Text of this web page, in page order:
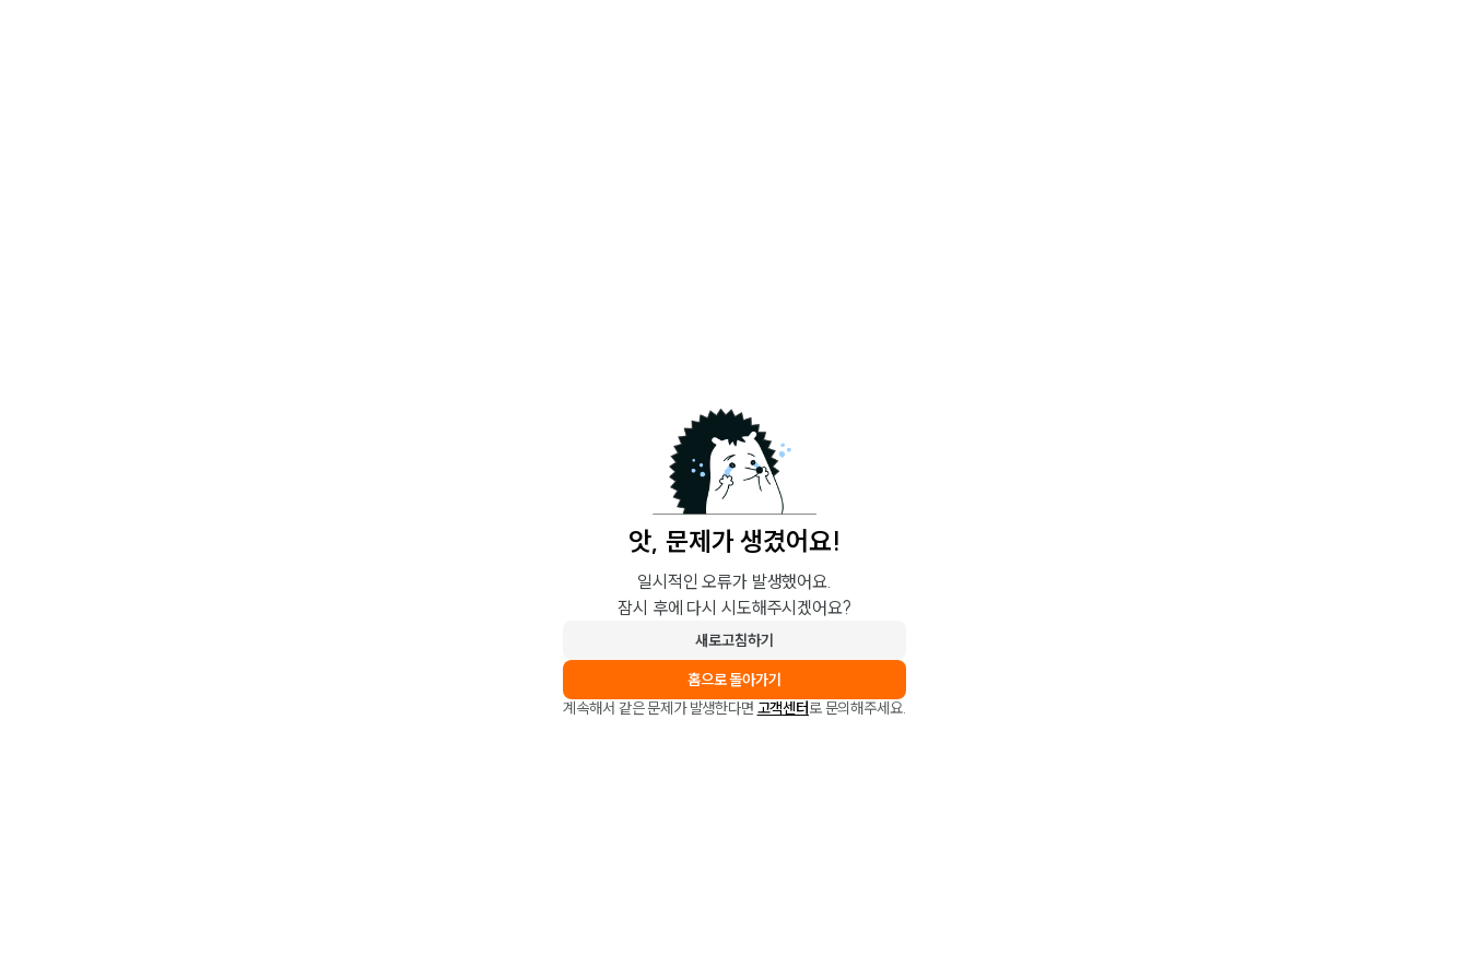
앗, 문제가 생겼어요!
일시적인 오류가 발생했어요.
잠시 후에 다시 시도해주시겠어요?
새로고침하기
홈으로 돌아가기
계속해서 같은 문제가 발생한다면 고객센터로 문의해주세요.